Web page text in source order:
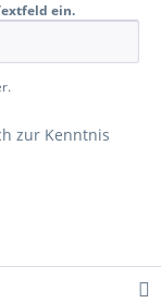
ein.
zur Kenntnis